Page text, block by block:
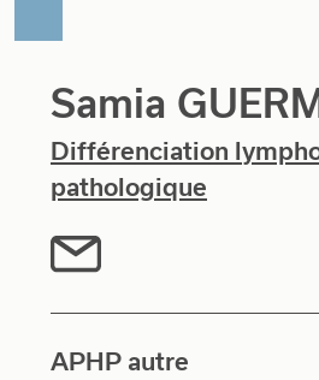
Samia
Différenciation
pathologique
APHP autre